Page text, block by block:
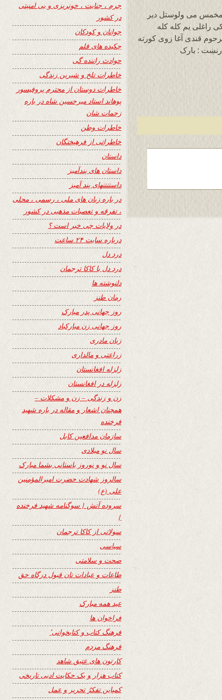
می ولوستل دیر
راغلی یم کله کله
قندی آغا زوی کورته
: بارک
جرم ، جنایت ، خونریزی و بی امنیتی
در کشور
جوانان و کودکان
چکیده های قلم
حوادث راننده گی
خاطرات تلخ و شیرین زندگی
خاطرات دوستان از محترم پروفیسور
پوهاند استاد میرحسین شاه در باره
زحمات شان
خاطرات وطن
خاطراتی از فرهیختگان
داستان
داستان های پندآمیز
داستنتنهای پند آمیز
در باره زبان های ملی ، رسمی ، محلی
، تفرقه و تعصبات مذهبی در کشور
در ولایات چی خبر است ؟
درباره سایت ۲۴ ساعت
درد دل
درد دل با کاکا ترجمان
دلنوشته ها
رمان طنز
روز جهانی پدر مبارک
روز جهانی زن مبارکباد
زبان مادری
زراعتی و مالداری
زلزله افغانستان
زلزله در افغانستان
زن و زندگی – زن و مشکلات –
همچنان اشعار و مقاله در باره شهید
فرخنده
سازمان مدافعین کابل
سال نو میلادی
سال نو و نوروز باستانی بشما مبارک
سالروز شهادت حضرت امیرالمؤمنین
علی (ع)
سروده آتش { سوگنامه شهید فرخنده
}
سولاتی از کاکا ترجمان
سیاسی
صحت و سلامتی
طاعات و عبادات تان قبول درگاه حق
طنز
عید همه مبارک
فراخوان ها
فرهنگ کتاب و کتابخوانی٬
فرهنگ مردم
کارتون های عتیق شاهد
کتاب هزار و یک حکایت ادبی تاریخی
کمپاین تفکرُ تحریر و عمل